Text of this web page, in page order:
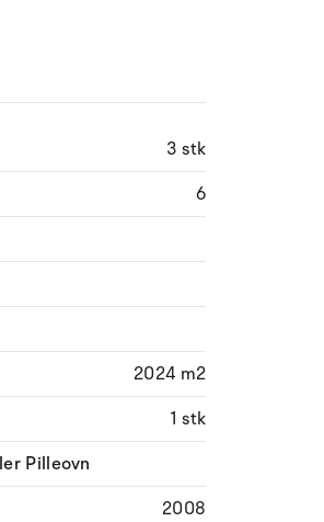
3 stk
6
2024 m2
1 stk
Pilleovn
2008